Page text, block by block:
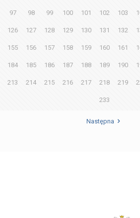
97 98 99 100 101 102 103
126 127 128 129 130 131 132
155 156 157 158 159 160 161
184 185 186 187 188 189 190
213 214 215 216 217 218 219
233
Następna